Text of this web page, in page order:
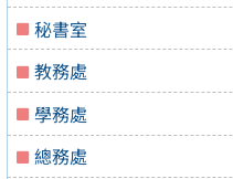
秘書室
教務處
學務處
總務處